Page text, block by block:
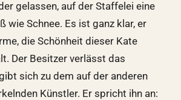
gelassen, auf der Staffelei eine
wie Schnee. Es ist ganz klar, er
die Schönheit dieser Kate
Der Besitzer verlässt das
sich zu dem auf der anderen
Künstler. Er spricht ihn an: